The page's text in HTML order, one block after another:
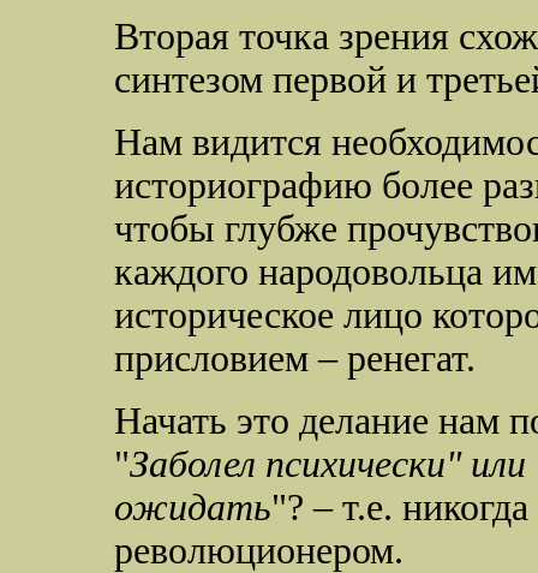
Вторая точка зрения
синтезом первой и
Нам видится
историографию более
чтобы глубже
каждого народовольца
историческое лицо
присловием – ренегат.
Начать это делание нам
"Заболел психически"
ожидать"? – т.е.
революционером.